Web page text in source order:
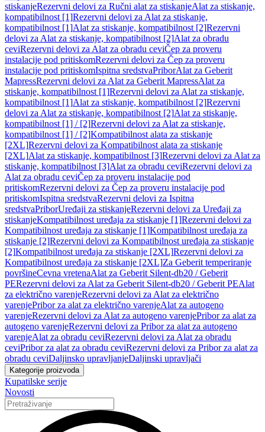
stiskanjeRezervni delovi za Ručni alat za stiskanjeAlat za stiskanje,
kompatibilnost [1]Rezervni delovi za Alat za stiskanje,
kompatibilnost [1]Alat za stiskanje, kompatibilnost [2]Rezervni
delovi za Alat za stiskanje, kompatibilnost [2]Alat za obradu
ceviRezervni delovi za Alat za obradu ceviČep za proveru
instalacije pod pritiskomRezervni delovi za Čep za proveru
instalacije pod pritiskomIspitna sredstvaPriborAlat za Geberit
MapressRezervni delovi za Alat za Geberit MapressAlat za
stiskanje, kompatibilnost [1]Rezervni delovi za Alat za stiskanje,
kompatibilnost [1]Alat za stiskanje, kompatibilnost [2]Rezervni
delovi za Alat za stiskanje, kompatibilnost [2]Alat za stiskanje,
kompatibilnost [1] / [2]Rezervni delovi za Alat za stiskanje,
kompatibilnost [1] / [2]Kompatibilnost alata za stiskanje
[2XL]Rezervni delovi za Kompatibilnost alata za stiskanje
[2XL]Alat za stiskanje, kompatibilnost [3]Rezervni delovi za Alat za
stiskanje, kompatibilnost [3]Alat za obradu ceviRezervni delovi za
Alat za obradu ceviČep za proveru instalacije pod
pritiskomRezervni delovi za Čep za proveru instalacije pod
pritiskomIspitna sredstvaRezervni delovi za Ispitna
sredstvaPriborUređaji za stiskanjeRezervni delovi za Uređaji za
stiskanjeKompatibilnost uređaja za stiskanje [1]Rezervni delovi za
Kompatibilnost uređaja za stiskanje [1]Kompatibilnost uređaja za
stiskanje [2]Rezervni delovi za Kompatibilnost uređaja za stiskanje
[2]Kompatibilnost uređaja za stiskanje [2XL]Rezervni delovi za
Kompatibilnost uređaja za stiskanje [2XL]Za Geberit temperiranje
površineCevna vretenaAlat za Geberit Silent-db20 / Geberit
PERezervni delovi za Alat za Geberit Silent-db20 / Geberit PEAlat
za električno varenjeRezervni delovi za Alat za električno
varenjePribor za alat za električno varenjeAlat za autogeno
varenjeRezervni delovi za Alat za autogeno varenjePribor za alat za
autogeno varenjeRezervni delovi za Pribor za alat za autogeno
varenjeAlat za obradu ceviRezervni delovi za Alat za obradu
ceviPribor za alat za obradu ceviRezervni delovi za Pribor za alat za
obradu ceviDaljinsko upravljanjeDaljinski upravljači
Kategorije proizvoda
Kupatilske serije
Novosti